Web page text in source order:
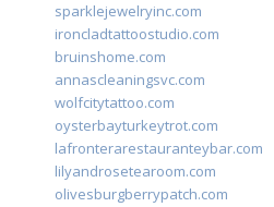
sparklejewelryinc.com
ironcladtattoostudio.com
bruinshome.com
annascleaningsvc.com
wolfcitytattoo.com
oysterbayturkeytrot.com
lafronterarestauranteybar.com
lilyandrosetearoom.com
olivesburgberrypatch.com